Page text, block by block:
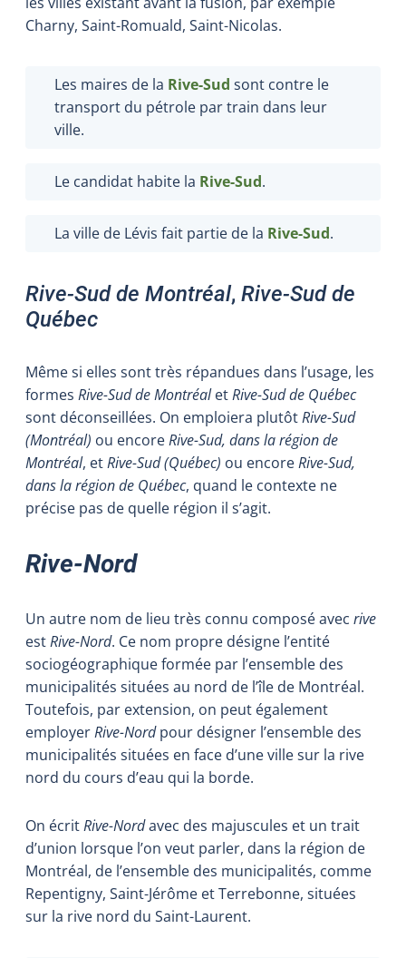
Charny, Saint-Romuald, Saint-Nicolas.
Les maires de la Rive-Sud sont contre le
transport du pétrole par train dans leur
ville.
Le candidat habite la Rive-Sud.
La ville de Lévis fait partie de la Rive-Sud.
Rive-Sud de Montréal, Rive-Sud de
Québec
Même si elles sont très répandues dans l’usage, les
formes Rive-Sud de MontréaletRive-Sud de Québec
sont déconseillées. On emploiera plutôtRive-Sud
(Montréal) ou encoreRive-Sud, dans la région de
Montréal, etRive-Sud (Québec) ou encoreRive-Sud,
dans la région de Québec, quand le contexte ne
précise pas de quelle région il s’agit.
Rive-Nord
Un autre nom de lieu très connu composé avec rive
estRive-Nord. Ce nom propre désigne l’entité
sociogéographique formée par l’ensemble des
municipalités situées au nord de l’île de Montréal.
Toutefois, par extension, on peut également
employerRive-Nordpour désigner l’ensemble des
municipalités situées en face d’une ville sur la rive
nord du cours d’eau qui la borde.
On écritRive-Nordavec des majuscules et un trait
d’union lorsque l’on veut parler, dans la région de
Montréal, de l’ensemble des municipalités, comme
Repentigny, Saint-Jérôme et Terrebonne, situées
sur la rive nord du Saint-Laurent.